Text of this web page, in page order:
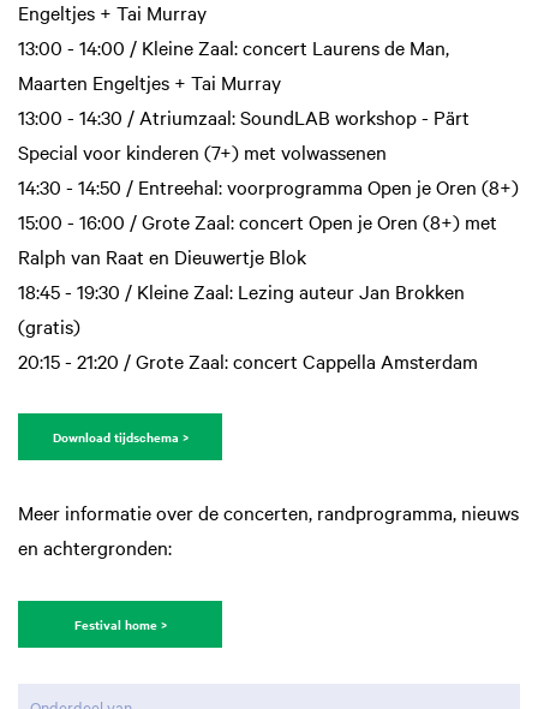
Engeltjes + Tai Murray
13:00 - 14:00 / Kleine Zaal: concert Laurens de Man,
Maarten Engeltjes + Tai Murray
13:00 - 14:30 / Atriumzaal: SoundLAB workshop - Pärt
Special voor kinderen (7+) met volwassenen
14:30 - 14:50 / Entreehal: voorprogramma Open je Oren (8+)
15:00 - 16:00 / Grote Zaal: concert Open je Oren (8+) met
Ralph van Raat en Dieuwertje Blok
18:45 - 19:30 / Kleine Zaal: Lezing auteur Jan Brokken
(gratis)
20:15 - 21:20 / Grote Zaal: concert Cappella Amsterdam
Download tijdschema >
Meer informatie over de concerten, randprogramma, nieuws
en achtergronden:
Festival home >